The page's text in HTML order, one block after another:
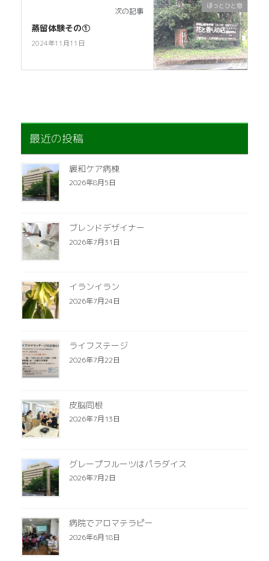
ほっとひと息
次の記事
蒸留体験その①
2024年11月11日
最近の投稿
緩和ケア病棟
2026年8月5日
ブレンドデザイナー
2026年7月31日
イランイラン
2026年7月24日
ライフステージ
2026年7月22日
皮脳同根
2026年7月13日
グレープフルーツはパラダイス
2026年7月2日
病院でアロマテラピー
2026年6月18日